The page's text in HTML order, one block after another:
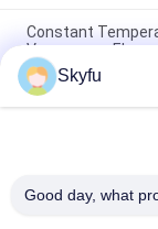
Constant
Verwarmen
Wasptc het
Verwarmen van
OEM ODM Hoog
Skyfu
Good day, what